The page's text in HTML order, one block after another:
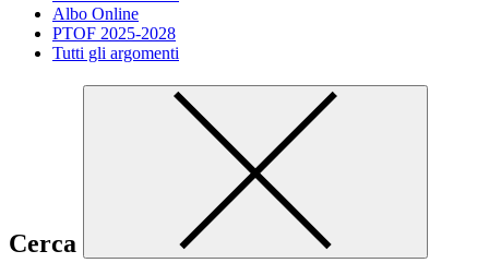
Albo Online
PTOF 2025-2028
Tutti gli argomenti
Cerca